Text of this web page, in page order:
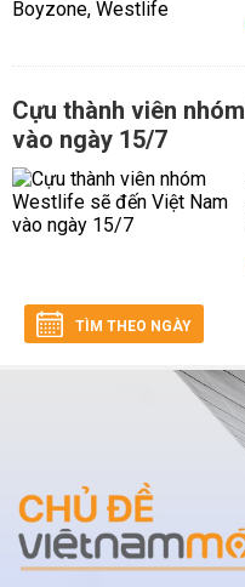
Cựu thành viên
vào ngày 15/7
TÌM THEO NGÀY